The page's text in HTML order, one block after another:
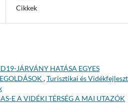
Cikkek
JÁRVÁNY HATÁSA EGYES
,Turisztikai és
E A VIDÉKI TÉRSÉG A MAI UTAZÓK